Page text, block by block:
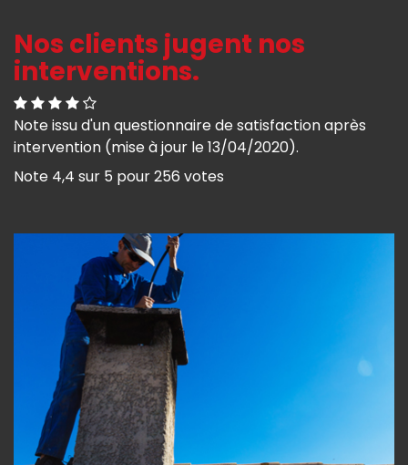
Nos clients jugent nos
interventions.
Note issu d'un questionnaire de satisfaction après
intervention (mise à jour le 13/04/2020).
Note 4,4 sur 5 pour256 votes